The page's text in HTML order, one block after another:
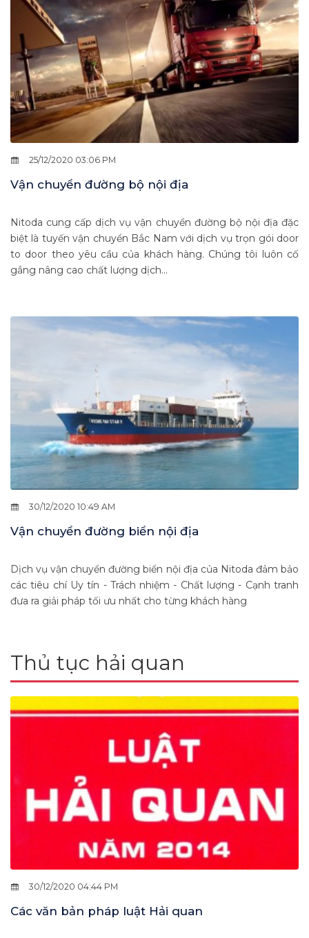
25/12/2020 03:06 PM
Vận chuyển đường bộ nội địa
Nitoda cung cấp dịch vụ vận chuyển đường bộ nội địa đặc
biệt là tuyến vận chuyển Bắc Nam với dịch vụ trọn gói door
to door theo yêu cầu của khách hàng. Chúng tôi luôn cố
gắng nâng cao chất lượng dịch...
30/12/2020 10:49 AM
Vận chuyển đường biển nội địa
Dịch vụ vận chuyển đường biển nội địa của Nitoda đảm bảo
các tiêu chí Uy tín - Trách nhiệm - Chất lượng - Cạnh tranh
đưa ra giải pháp tối ưu nhất cho từng khách hàng
Thủ tục hải quan
30/12/2020 04:44 PM
Các văn bản pháp luật Hải quan